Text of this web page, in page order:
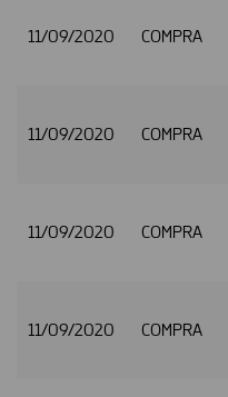
11/09/2020 COMPRA
11/09/2020 COMPRA
11/09/2020 COMPRA
11/09/2020 COMPRA